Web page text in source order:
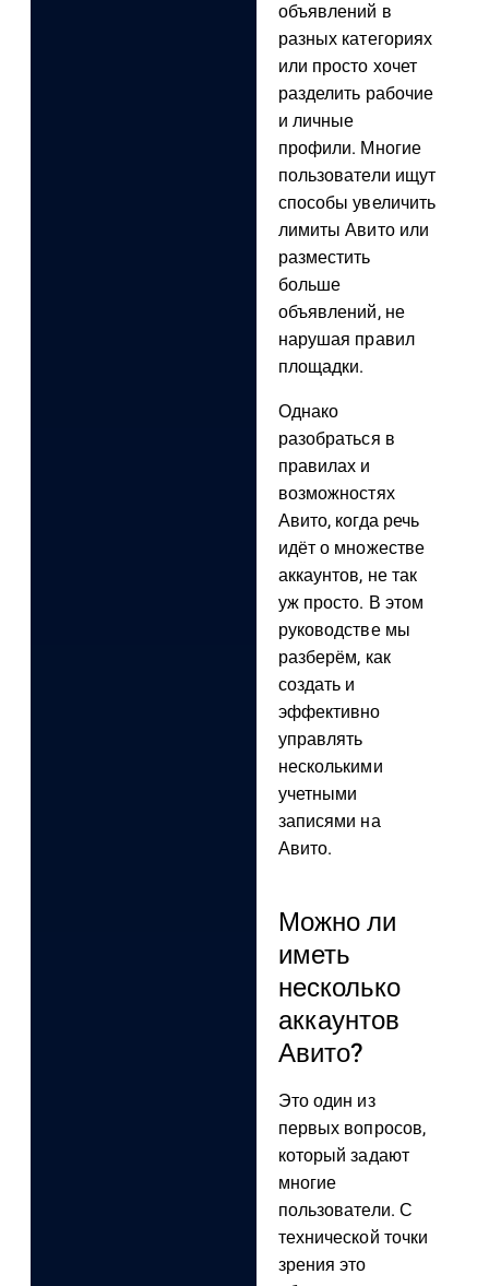
объявлений в
разных категориях
или просто хочет
разделить рабочие
и личные
профили. Многие
пользователи ищут
способы увеличить
лимиты Авито или
разместить
больше
объявлений, не
нарушая правил
площадки.
Однако
разобраться в
правилах и
возможностях
Авито, когда речь
идёт о множестве
аккаунтов, не так
уж просто. В этом
руководстве мы
разберём, как
создать и
эффективно
управлять
несколькими
учетными
записями на
Авито.
Можно ли
иметь
несколько
аккаунтов
Авито?
Это один из
первых вопросов,
который задают
многие
пользователи. С
технической точки
зрения это